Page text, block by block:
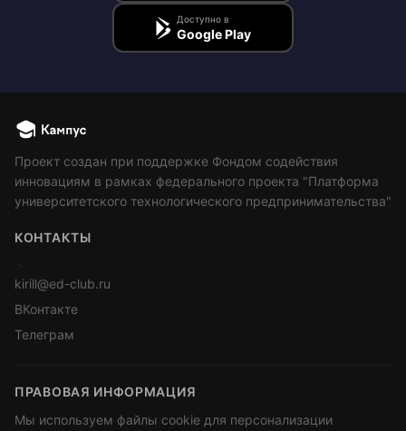
Доступно в
Google Play
Проект создан при поддержке Фондом содействия
инновациям в рамках федерального проекта "Платформа
университетского технологического предпринимательства"
КОНТАКТЫ
>
kirill@ed-club.ru
ВКонтакте
Телеграм
ПРАВОВАЯ ИНФОРМАЦИЯ
Мы используем файлы cookie для персонализации